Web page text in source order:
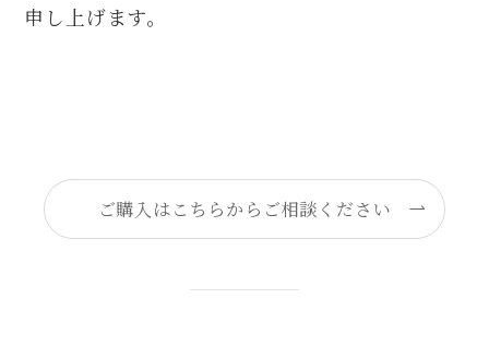
申し上げます。
ご購入はこちらからご相談ください